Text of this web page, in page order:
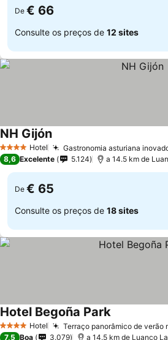
De € 66
Consulte os preços de 12 sites
4 EstrelasHotel Gastronomia asturiana
NH GijónVer preços
8,6 Excelente 5.124 a 14.5 km de
De € 65
Consulte os preços de 18 sites
4 EstrelasHotel Terraço panorâmico de verão
Hotel Begoña ParkVer preços
7,5 Boa 3.079 a 14.5 km de Luanco